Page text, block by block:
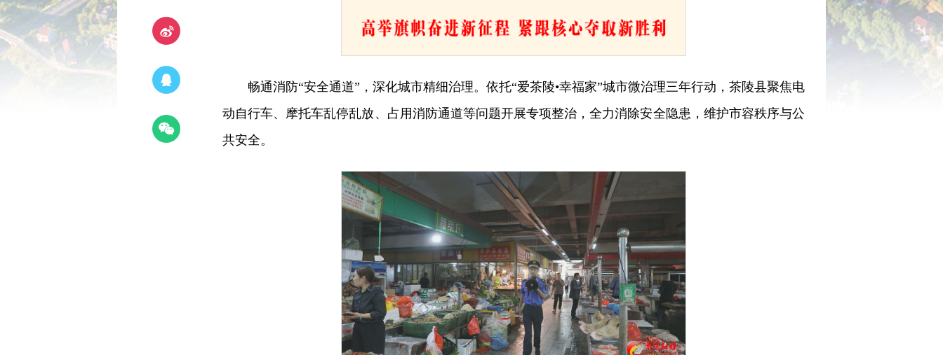
畅通消防“安全通道”，深化城市精细治理。依托“爱茶陵•幸福家”城市微治理三年行动，茶陵县聚焦电
动自行车、摩托车乱停乱放、占用消防通道等问题开展专项整治，全力消除安全隐患，维护市容秩序与公
共安全。